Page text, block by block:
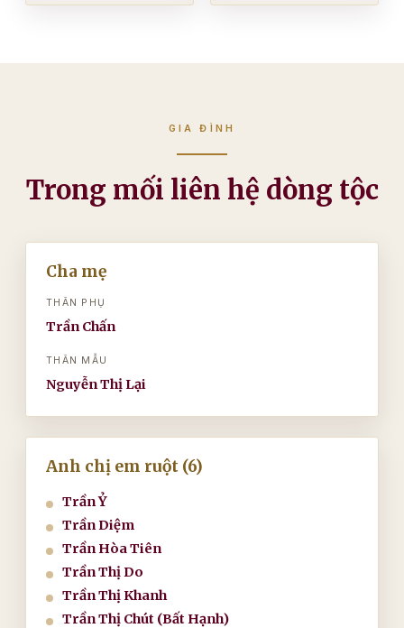
GIA ĐÌNH
Trong mối liên hệ dòng tộc
Cha mẹ
THÂN PHỤ
Trần Chấn
THÂN MẪU
Nguyễn Thị Lại
Anh chị em ruột (6)
Trần Ỷ
Trần Diệm
Trần Hòa Tiên
Trần Thị Do
Trần Thị Khanh
Trần Thị Chút (Bất Hạnh)